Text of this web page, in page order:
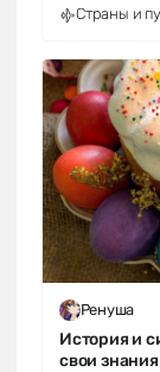
Страны и
Ренуша
История и
свои знания